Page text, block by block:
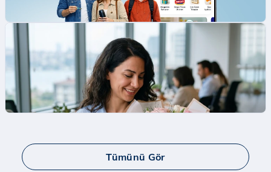
D&R Cafe Kahve
D&R Cafe’lerde 1 kahve hediye!
D&R Tümünü Gör